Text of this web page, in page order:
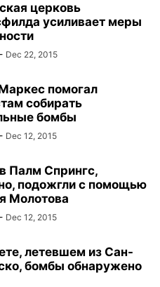
церковь
усиливает меры
- Dec 22, 2015
помогал
собирать
бомбы
- Dec 12, 2015
Палм Спрингс,
подожгли с помощью
Молотова
- Dec 12, 2015
летевшем из Сан-
бомбы обнаружено